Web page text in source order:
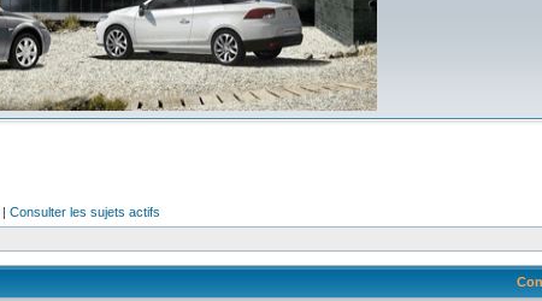
| Consulter les sujets actifs